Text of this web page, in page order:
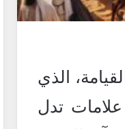
الذي
علامات تدل